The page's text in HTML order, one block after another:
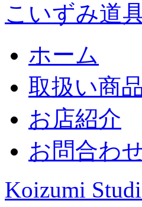
こいずみ道
ホーム
取扱い商
お店紹介
お問合わ
Koizumi